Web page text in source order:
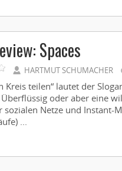
Spaces
HARTMUT SCHUMACHER
Kreis teilen“ lautet der
Überflüssig oder aber eine
sozialen Netze und Instant-
...